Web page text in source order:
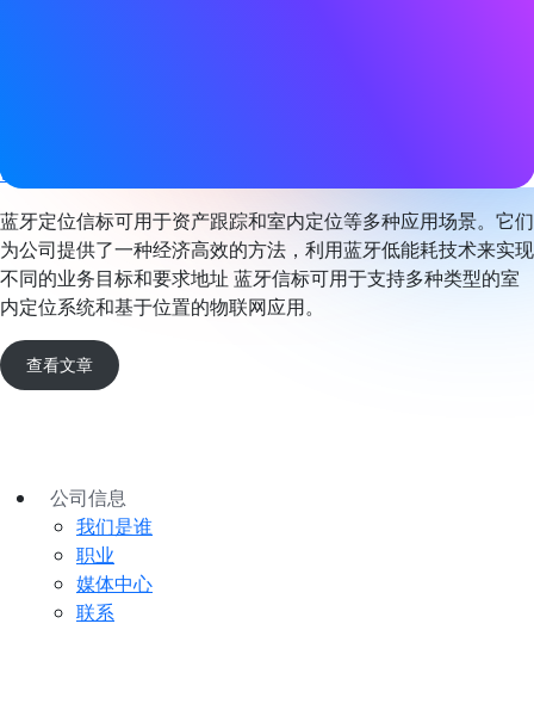
www.wiliot.com
蓝牙定位信标可用于资产跟踪和室内定位等多种应用场景。它们
为公司提供了一种经济高效的方法，利用蓝牙低能耗技术来实现
不同的业务目标和要求地址 蓝牙信标可用于支持多种类型的室
内定位系统和基于位置的物联网应用。
查看文章
公司信息
我们是谁
职业
媒体中心
联系